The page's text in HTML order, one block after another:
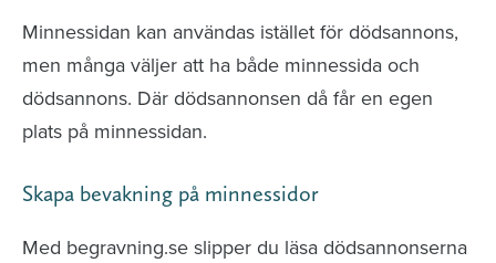
Minnessidan kan användas istället för dödsannons,
men många väljer att ha både minnessida och
dödsannons. Där dödsannonsen då får en egen
plats på minnessidan.
Skapa bevakning på minnessidor
Med begravning.se slipper du läsa dödsannonserna